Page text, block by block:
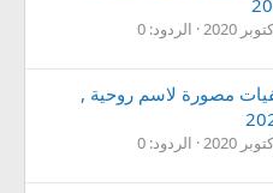
الردود: 0
مصورة لاسم روحية ,
الردود: 0